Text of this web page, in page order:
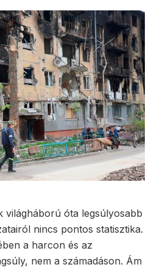
világháború óta legsúlyosabb
nincs pontos statisztika.
a harcon és az
nem a számadáson. Ám